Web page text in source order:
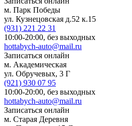
м. Парк Победы
ул. Кузнецовская д.52 к.15
(931) 221 22 31
10:00-20:00, без выходных
hottabych-auto@mail.ru
Записаться онлайн
м. Академическая
ул. Обручевых, 3 Г
(921) 930 07 95
10:00-20:00, без выходных
hottabych-auto@mail.ru
Записаться онлайн
м. Старая Деревня